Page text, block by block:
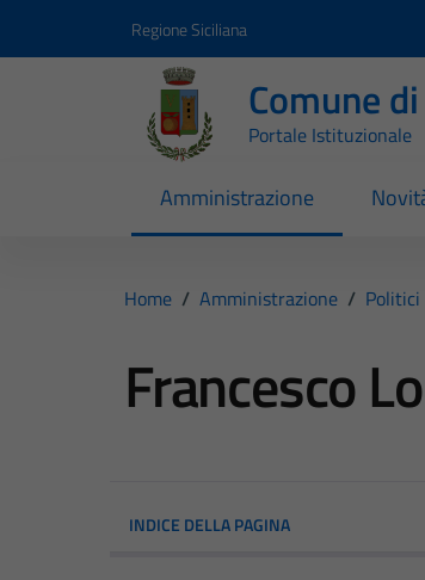
Regione Siciliana
Comune
Portale Istituzionale
Amministrazione
Home / Amministrazione / Politici
Francesco
INDICE DELLA PAGINA